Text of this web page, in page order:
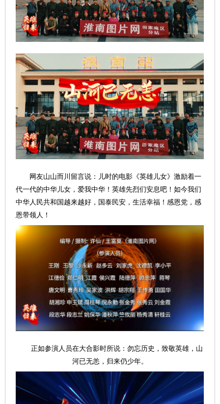
网友山山而川留言说：儿时的电影《英雄儿女》激励着一
代一代的中华儿女，爱我中华！英雄先烈们安息吧！如今我们
中华人民共和国越来越好，国泰民安，生活幸福！感恩党，感
恩带领人！
正如参演人员在大合影时所说：勿忘历史，致敬英雄，山
河已无恙，归来仍少年。